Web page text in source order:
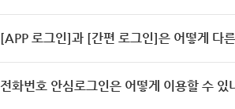
[APP 로그인]과 [간편 로그인]은 어떻게 다
전화번호 안심로그인은 어떻게 이용할 수 있